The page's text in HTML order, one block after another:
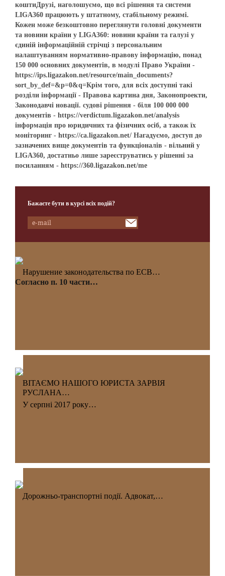
коштиДрузі, наголошуємо, що всі рішення та системи
LIGA360 працюють у штатному, стабільному режимі.
Кожен може безкоштовно переглянути головні документи
та новини країни у LIGA360: новини країни та галузі у
єдиній інформаційній стрічці з персональним
налаштуванням нормативно-правову інформацію, понад
150 000 основних документів, в модулі Право України -
https://ips.ligazakon.net/resource/main_documents?
sort_by_def=&p=0&q=Крім того, для всіх доступні такі
розділи інформації - Правова картина дня, Законопроекти,
Законодавчі новації. судові рішення - біля 100 000 000
документів - https://verdictum.ligazakon.net/analysis
інформація про юридичних та фізичних осіб, а також їх
моніторинг - https://ca.ligazakon.net/ Нагадуємо, доступ до
зазначених вище документів та функціоналів - вільний у
LIGA360, достатньо лише зареєструватись у рішенні за
посиланням - https://360.ligazakon.net/me
Бажаєте бути в курсі всіх подій?
Нарушение законодательства по ЕСВ…
Согласно п. 10 части…
ВІТАЄМО НАШОГО ЮРИСТА ЗАРВІЯ
РУСЛАНА…
У серпні 2017 року…
Дорожньо-транспортні події. Адвокат,…